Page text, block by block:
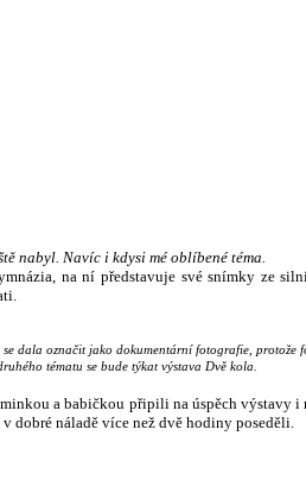
nabyl. Navíc i kdysi mé oblíbené téma.
na ní představuje své snímky ze
dala označit jako dokumentární fotografie, protože
tématu se bude týkat výstava Dvě kola.
a babičkou připili na úspěch výstavy
dobré náladě více než dvě hodiny poseděli.